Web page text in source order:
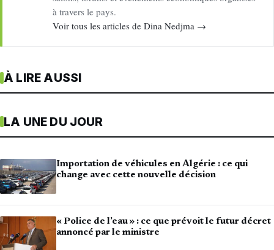
à travers le pays.
Voir tous les articles de Dina Nedjma →
À LIRE AUSSI
LA UNE DU JOUR
Importation de véhicules en Algérie : ce qui
change avec cette nouvelle décision
« Police de l’eau » : ce que prévoit le futur décret
annoncé par le ministre